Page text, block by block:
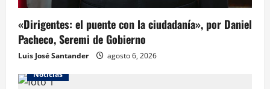
«Dirigentes: el puente con la ciudadanía», por Daniel
Pacheco, Seremi de Gobierno
Luis José Santander
agosto 6, 2026
Noticias